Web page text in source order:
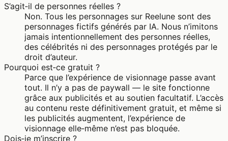
S’agit‑il de personnes réelles ?
Non. Tous les personnages sur Reelune sont des
personnages fictifs générés par IA. Nous n’imitons
jamais intentionnellement des personnes réelles,
des célébrités ni des personnages protégés par le
droit d’auteur.
Pourquoi est‑ce gratuit ?
Parce que l’expérience de visionnage passe avant
tout. Il n’y a pas de paywall — le site fonctionne
grâce aux publicités et au soutien facultatif. L’accès
au contenu reste définitivement gratuit, et même si
les publicités augmentent, l’expérience de
visionnage elle‑même n’est pas bloquée.
Dois‑je m’inscrire ?